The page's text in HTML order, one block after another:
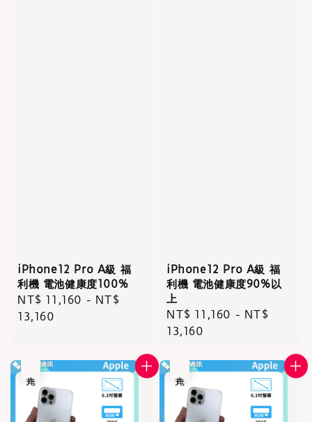
iPhone12 Pro A級 福
利機 電池健康度100%
Regular
price
NT$ 11,160 - NT$
13,160
iPhone12 Pro A級 福
利機 電池健康度90%以
上
Regular
price
NT$ 11,160 - NT$
13,160